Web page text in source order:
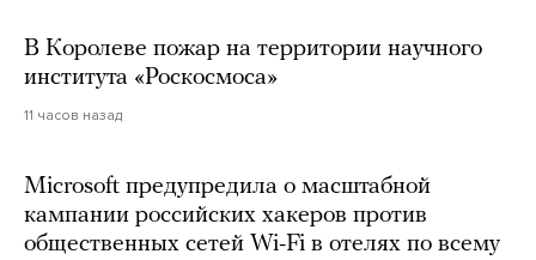
В Королеве пожар на территории научного
института «Роскосмоса»
11 часов назад
Microsoft предупредила о масштабной
кампании российских хакеров против
общественных сетей Wi-Fi в отелях по всему